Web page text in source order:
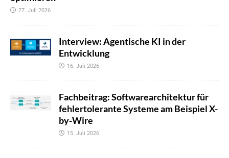
27. Juli 2026
Interview: Agentische KI in der
Entwicklung
16. Juli 2026
Fachbeitrag: Softwarearchitektur für
fehlertolerante Systeme am Beispiel X-
by-Wire
15. Juli 2026